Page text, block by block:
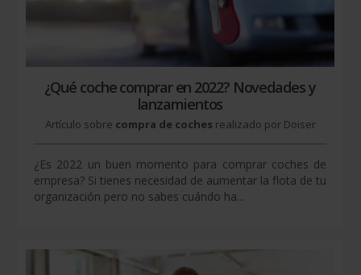
¿Qué coche comprar en 2022? Novedades y
lanzamientos
Artículo sobre compra de coches realizado por Doiser
¿Es 2022 un buen momento para comprar coches de
empresa? Si tienes necesidad de aumentar la flota de tu
organización pero no sabes cuándo ha...